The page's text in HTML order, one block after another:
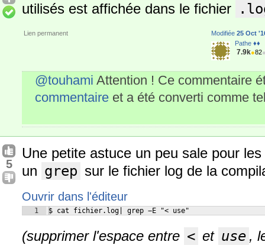
utilisés est affichée dans le fichier
Lien permanent Modifiée 25 Oct
Pathe ♦♦
7.9k●82
@touhami Attention ! Ce commentaire
commentaire et a été converti comme
5
Une petite astuce un peu sale pour
un grep sur le fichier log de la
Ouvrir dans l'éditeur
1 $ cat fichier.log| grep −E "< use"
(supprimer l'espace entre < et use ,